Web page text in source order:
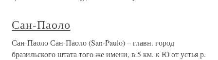
Сан-Паоло
Сан-Паоло Сан-Паоло (San-Paulo) – главн. город
бразильского штата того же имени, в 5 км. к Ю от устья р.